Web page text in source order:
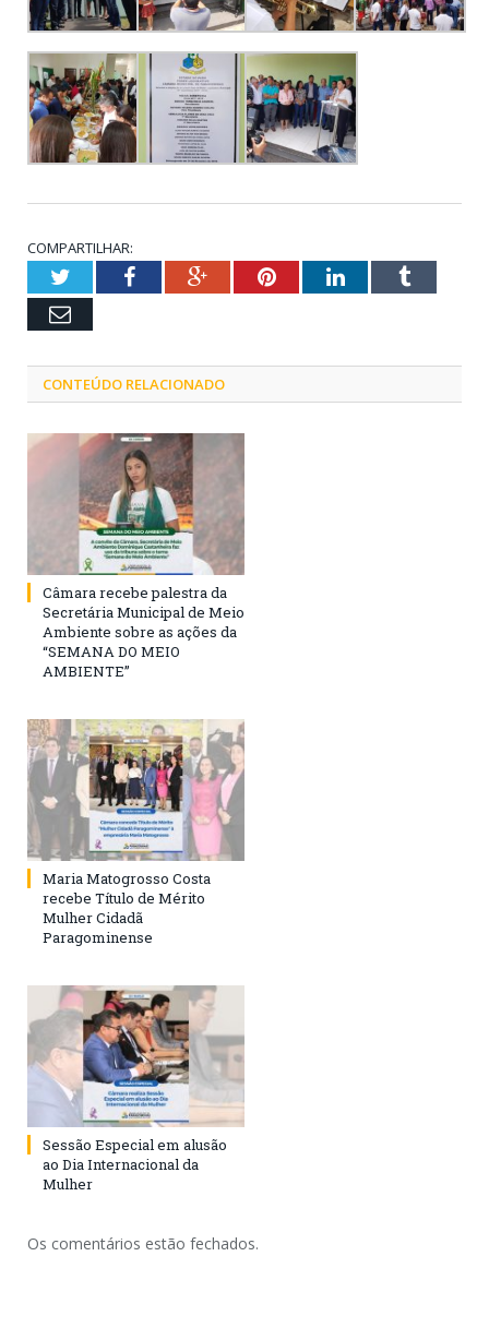
COMPARTILHAR:
TwitterFacebookGoogle+PinterestLinkedInTumblr
Email
CONTEÚDO RELACIONADO
Câmara recebe palestra da
Secretária Municipal de Meio
Ambiente sobre as ações da
“SEMANA DO MEIO
AMBIENTE”
Maria Matogrosso Costa
recebe Título de Mérito
Mulher Cidadã
Paragominense
Sessão Especial em alusão
ao Dia Internacional da
Mulher
Os comentários estão fechados.